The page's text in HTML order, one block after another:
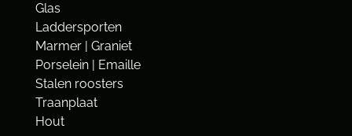
Glas
Laddersporten
Marmer | Graniet
Porselein | Emaille
Stalen roosters
Traanplaat
Hout